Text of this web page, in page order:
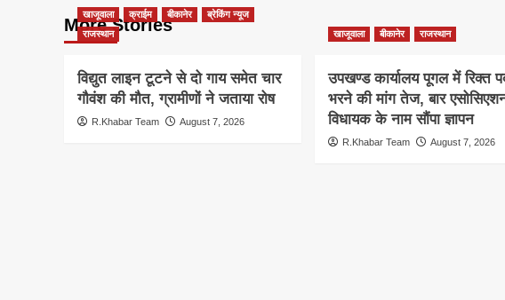
More Stories
खाजूवाला क्राईम बीकानेर
ब्रेकिंग न्यूज
राजस्थान
विद्युत लाइन टूटने से दो गाय समेत चार
गौवंश की मौत, ग्रामीणों ने जताया रोष
R.Khabar Team August 7, 2026
खाजूवाला बीकानेर राजस्थान
उपखण्ड कार्यालय पूगल में रिक्त
भरने की मांग तेज, बार
विधायक के नाम सौंपा ज्ञापन
R.Khabar Team August 7, 2026